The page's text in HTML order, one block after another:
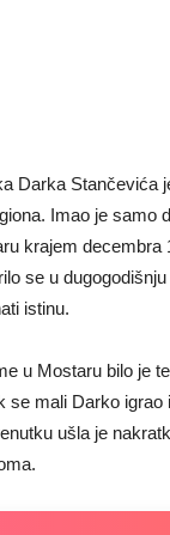
Darka Stančevića
Imao je samo
krajem decembra
se u
istinu.
u Mostaru bilo je
se mali Darko
ušla je